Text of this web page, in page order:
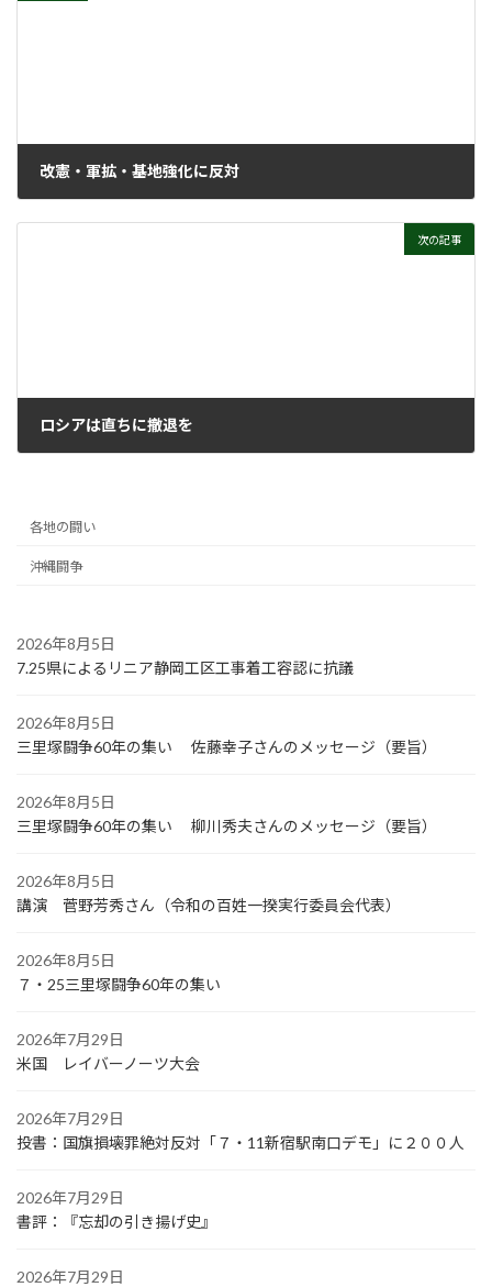
改憲・軍拡・基地強化に反対
次の記事
ロシアは直ちに撤退を
各地の闘い
沖縄闘争
2026年8月5日
7.25県によるリニア静岡工区工事着工容認に抗議
2026年8月5日
三里塚闘争60年の集い 佐藤幸子さんのメッセージ（要旨）
2026年8月5日
三里塚闘争60年の集い 柳川秀夫さんのメッセージ（要旨）
2026年8月5日
講演 菅野芳秀さん（令和の百姓一揆実行委員会代表）
2026年8月5日
７・25三里塚闘争60年の集い
2026年7月29日
米国 レイバーノーツ大会
2026年7月29日
投書：国旗損壊罪絶対反対「７・11新宿駅南口デモ」に２００人
2026年7月29日
書評：『忘却の引き揚げ史』
2026年7月29日